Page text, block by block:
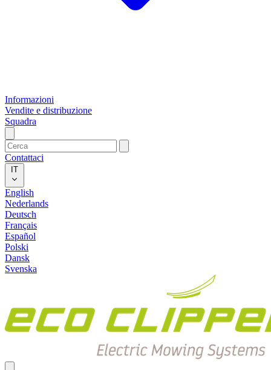
Informazioni
Vendite e distribuzione
Squadra
Contattaci
IT
English
Nederlands
Deutsch
Français
Español
Polski
Dansk
Svenska